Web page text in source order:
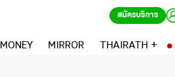
สมัครบริการ
MONEY MIRROR THAIRATH +